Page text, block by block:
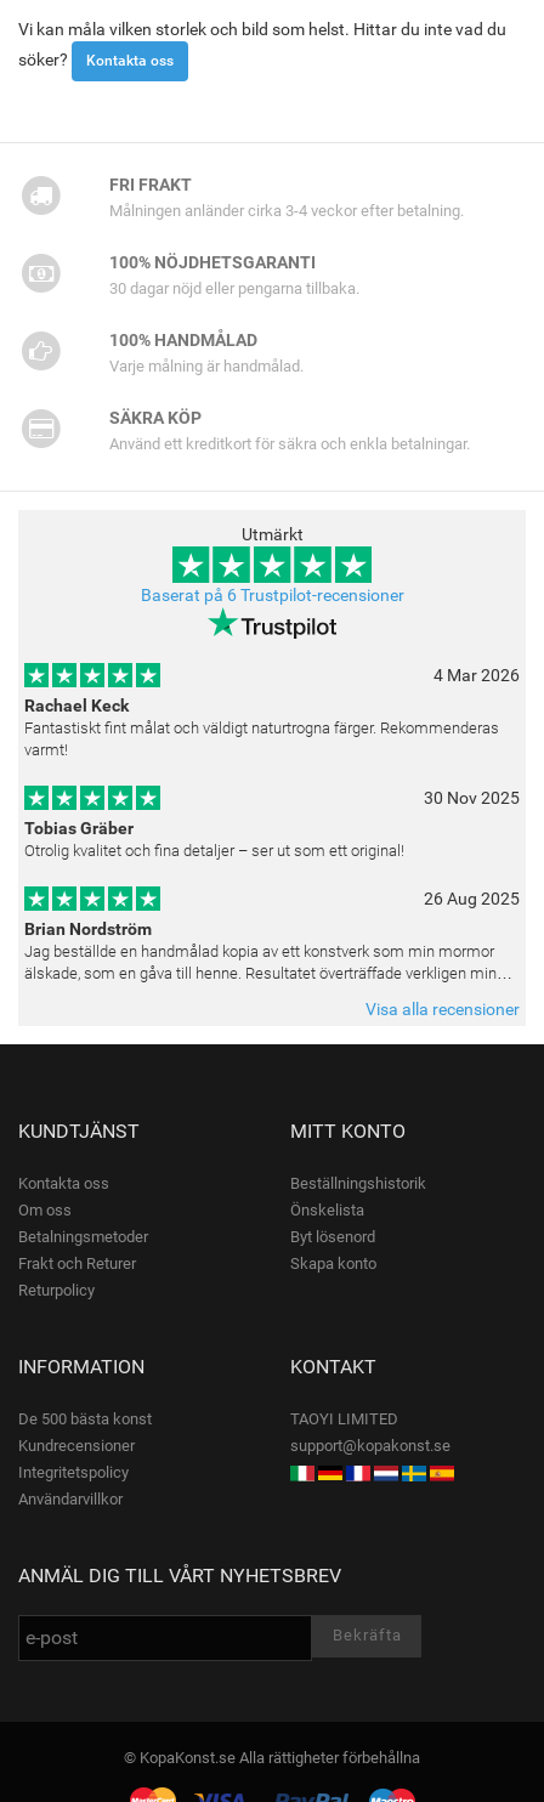
Vi kan måla vilken storlek och bild som helst. Hittar du inte vad du
söker?
Kontakta oss
FRI FRAKT
Målningen anländer cirka 3-4 veckor efter betalning.
100% NÖJDHETSGARANTI
30 dagar nöjd eller pengarna tillbaka.
100% HANDMÅLAD
Varje målning är handmålad.
SÄKRA KÖP
Använd ett kreditkort för säkra och enkla betalningar.
Utmärkt
Baserat på 6 Trustpilot-recensioner
4 Mar 2026
Rachael Keck
Fantastiskt fint målat och väldigt naturtrogna färger. Rekommenderas
varmt!
30 Nov 2025
Tobias Gräber
Otrolig kvalitet och fina detaljer – ser ut som ett original!
26 Aug 2025
Brian Nordström
Jag beställde en handmålad kopia av ett konstverk som min mormor
älskade, som en gåva till henne. Resultatet överträffade verkligen mina
Visa alla recensioner
KUNDTJÄNST
Kontakta oss
Om oss
Betalningsmetoder
Frakt och Returer
Returpolicy
MITT KONTO
Beställningshistorik
Önskelista
Byt lösenord
Skapa konto
INFORMATION
De 500 bästa konst
Kundrecensioner
Integritetspolicy
Användarvillkor
KONTAKT
TAOYI LIMITED
support@kopakonst.se
ANMÄL DIG TILL VÅRT NYHETSBREV
© KopaKonst.se Alla rättigheter förbehållna